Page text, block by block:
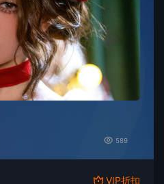
589
VIP折扣